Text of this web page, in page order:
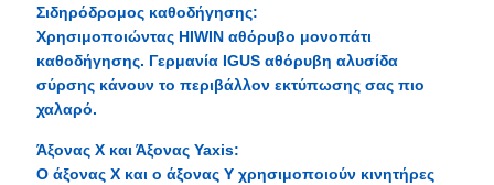
Σιδηρόδρομος καθοδήγησης:
Χρησιμοποιώντας HIWIN αθόρυβο μονοπάτι
καθοδήγησης. Γερμανία IGUS αθόρυβη αλυσίδα
σύρσης κάνουν το περιβάλλον εκτύπωσης σας πιο
χαλαρό.
Άξονας Χ και Άξονας Yaxis:
Ο άξονας X και ο άξονας Y χρησιμοποιούν κινητήρες